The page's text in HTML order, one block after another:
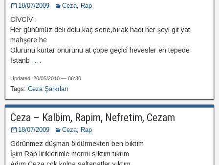
18/07/2009 Ceza, Rap
CİVCİV :
Her günümüz deli dolu kaç sene,bırak hadi her şeyi git yat
mahşere he
Olurunu kurtar onurunu at çöpe geçici hevesler en tepede
İstanb ....
Updated: 20/05/2010 — 06:30
Tags: Ceza Şarkıları
Ceza – Kalbim, Rapim, Nefretim, Cezam
18/07/2009 Ceza, Rap
Görünmez düşman öldürmekten ben bıktım
İşim Rap liriklerimle mermi sıktım tıktım